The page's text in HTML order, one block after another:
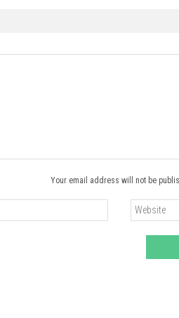
Your email address will not be